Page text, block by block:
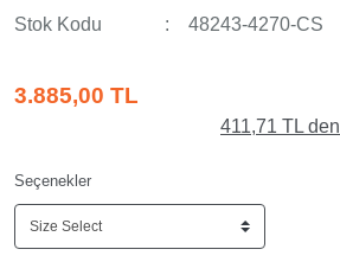
Stok Kodu
48243-4270-CS
3.885,00 TL
411,71 TL
Seçenekler